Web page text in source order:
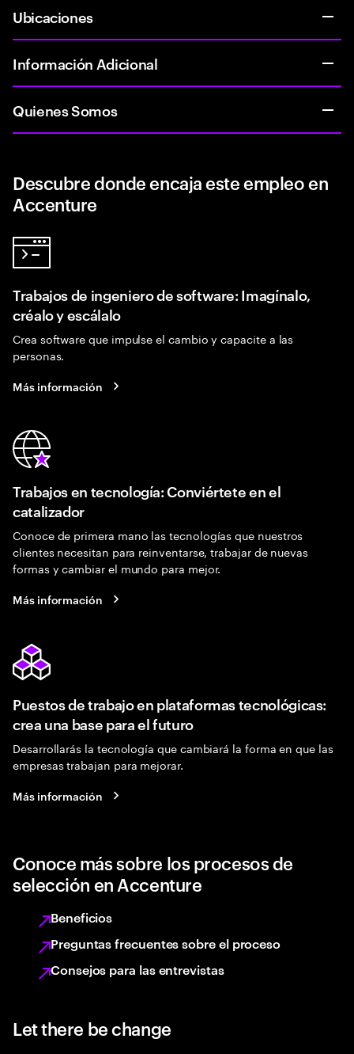
Ubicaciones
Información Adicional
Quienes Somos
Descubre donde encaja este empleo en
Accenture
Trabajos de ingeniero de software: Imagínalo,
créalo y escálalo
Crea software que impulse el cambio y capacite a las
personas.
Más información
Trabajos en tecnología: Conviértete en el
catalizador
Conoce de primera mano las tecnologías que nuestros
clientes necesitan para reinventarse, trabajar de nuevas
formas y cambiar el mundo para mejor.
Más información
Puestos de trabajo en plataformas tecnológicas:
crea una base para el futuro
Desarrollarás la tecnología que cambiará la forma en que las
empresas trabajan para mejorar.
Más información
Conoce más sobre los procesos de
selección en Accenture
Beneficios
Preguntas frecuentes sobre el proceso
Consejos para las entrevistas
Let there be change